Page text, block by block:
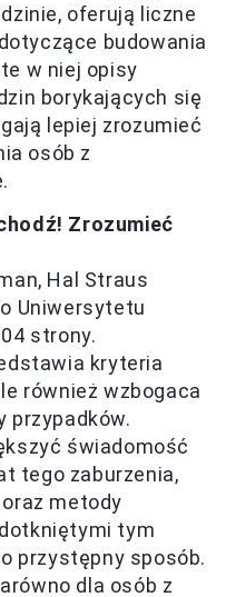
oferują liczne
budowania
w niej opisy
borykających się
lepiej zrozumieć
osób z
Zrozumieć
Hal Straus
Uniwersytetu
strony.
kryteria
również wzbogaca
przypadków.
świadomość
tego zaburzenia,
metody
tym
przystępny sposób.
dla osób z